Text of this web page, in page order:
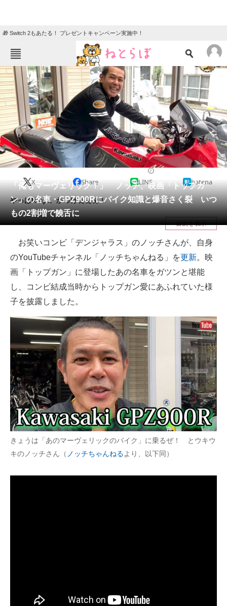
🎁 Switch 2もあたる！ プレゼントキャンペーン実施中！
ねとらぼメニュー
TOP ニュース
エンタメ クイズ
グルメ
住まい 教育・育児
動物 リサーチ
会員記事
メディア
注目記事を集めた総合ページ
スマホと通信の最新トレンド
進化するPCとデバイスの未来
ビジネスと働き方のヒント
AI活用のいまが分かる
企業ITのトレンドを詳説
経営リーダーのコミュニティ
マーケ×ITの今がよく分かる
ITエンジニア向け専門サイト
エネルギーの専門メディア
「俺もマーヴェリック！」 ノッチ、映画「トップガ
ン」の名車・GPZ900Rにバイク知識と爆音さく裂 いつ
もの2割増で饒舌に
X Share LINE hatena
やっぱNinja、かっけぇぇぇ！
目次を表示
お笑いコンビ「デンジャラス」のノッチさんが、自身
のYouTubeチャンネル「ノッチちゃんねる」を更新。映
画「トップガン」に登場したあの名車をガツンと堪能
し、コンビ結成当時からトップガン愛にあふれていた様
子を披露しました。
きょうは「あのマーヴェリックのバイク」に乗るぜ！ とウキウ
キのノッチさん（ ノッチちゃんねるより、以下同）